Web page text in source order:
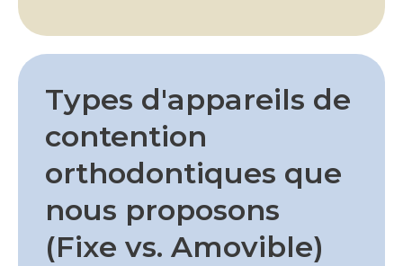
Types d'appareils de
contention
orthodontiques que
nous proposons
(Fixe vs. Amovible)